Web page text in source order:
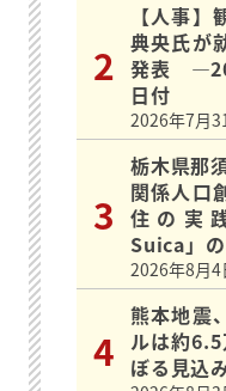
【人事
典央氏が
発表
日付
2026年7月
栃木県那
関係人口
住の実
Suica」
2026年8月4
熊本地震
ルは約
ぼる見込